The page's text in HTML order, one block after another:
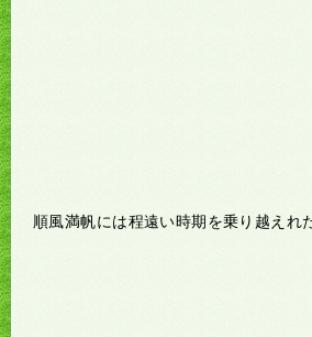
順風満帆には程遠い時期を乗り越えれ